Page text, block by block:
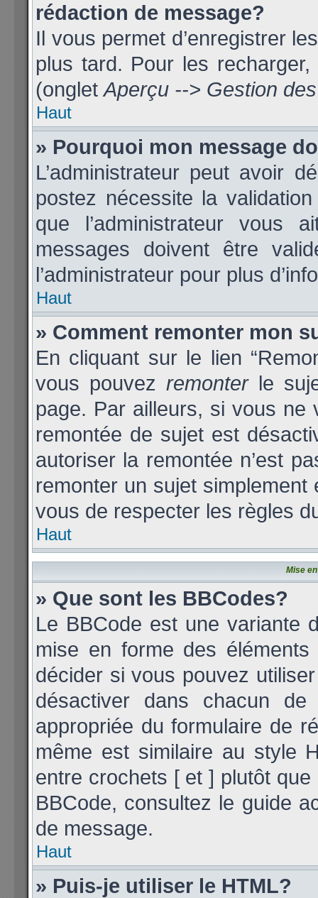
rédaction de message?
Il vous permet d’enregistrer
plus tard. Pour les
(ongletAperçu --> Gestion
Haut
» Pourquoi mon message
L’administrateur peut avoir
postez nécessite la
que l’administrateur vous
messages doivent être
l’administrateur pour plus
Haut
» Comment remonter mon
En cliquant sur le lien
vous pouvez remonterle
page. Par ailleurs, si vous
remontée de sujet est
autoriser la remontée n’est
remonter un sujet
vous de respecter les règles
Haut
Mise
» Que sont les BBCodes?
Le BBCode est une variante
mise en forme des éléments
décider si vous pouvez
désactiver dans chacun de
appropriée du formulaire de
même est similaire au style
entre crochets [ et ] plutôt
BBCode, consultez le guide
de message.
Haut
» Puis-je utiliser le HTML?